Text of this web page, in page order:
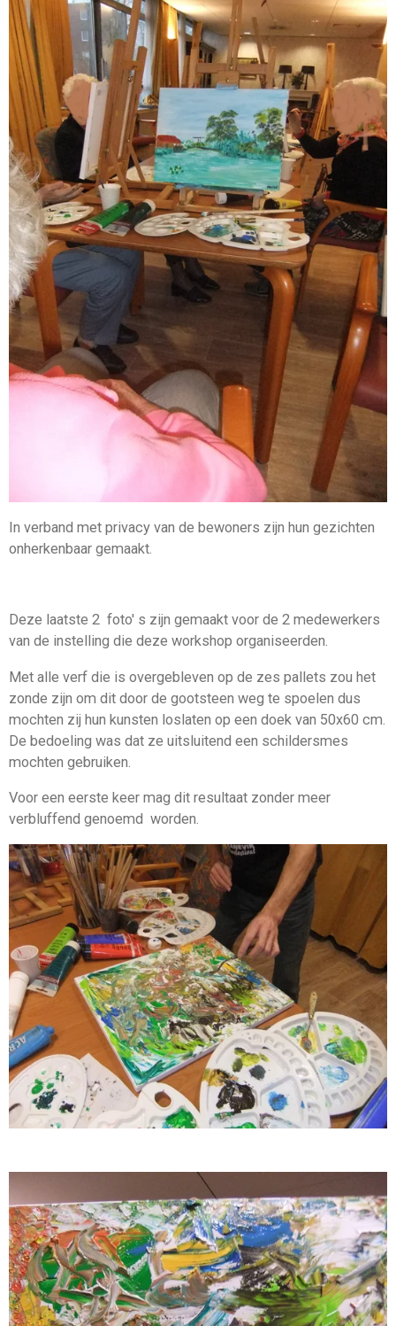
In verband met privacy van de bewoners zijn hun gezichten
onherkenbaar gemaakt.
Deze laatste 2 foto' s zijn gemaakt voor de 2 medewerkers
van de instelling die deze workshop organiseerden.
Met alle verf die is overgebleven op de zes pallets zou het
zonde zijn om dit door de gootsteen weg te spoelen dus
mochten zij hun kunsten loslaten op een doek van 50x60 cm.
De bedoeling was dat ze uitsluitend een schildersmes
mochten gebruiken.
Voor een eerste keer mag dit resultaat zonder meer
verbluffend genoemd worden.